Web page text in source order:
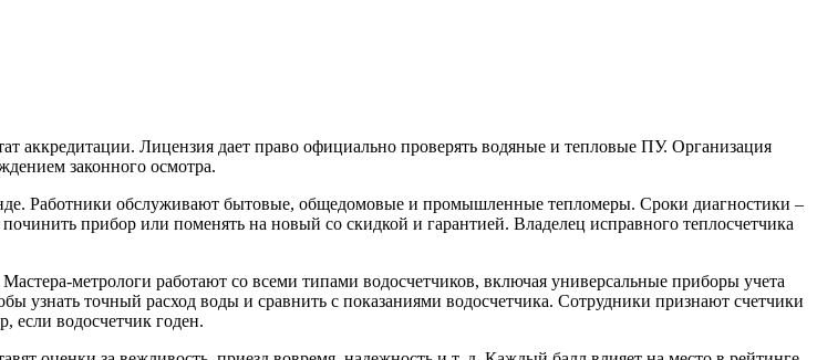
Лицензия дает право официально проверять водяные и тепловые ПУ. Организация
законного осмотра.
Работники обслуживают бытовые, общедомовые и промышленные тепломеры. Сроки диагностики –
прибор или поменять на новый со скидкой и гарантией. Владелец исправного теплосчетчика
метрологи работают со всеми типами водосчетчиков, включая универсальные приборы учета
узнать точный расход воды и сравнить с показаниями водосчетчика. Сотрудники признают счетчики
если водосчетчик годен.